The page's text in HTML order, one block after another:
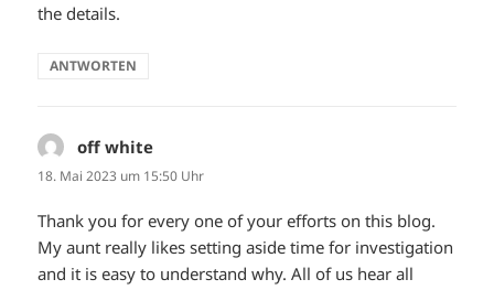
the details.
ANTWORTEN
off white
18. Mai 2023 um 15:50 Uhr
Thank you for every one of your efforts on this blog.
My aunt really likes setting aside time for investigation
and it is easy to understand why. All of us hear all